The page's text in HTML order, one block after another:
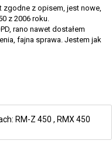
z opisem, jest nowe,
z 2006 roku.
rano nawet dostałem
fajna sprawa. Jestem jak
RM-Z 450 , RMX 450